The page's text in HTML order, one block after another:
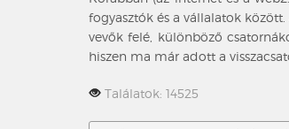
fogyasztók és a vállalatok
vevők felé, különböző
hiszen ma már adott a
Találatok: 14525